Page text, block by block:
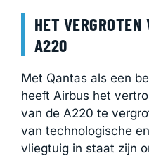
HET
A220
Met Qantas als een
heeft Airbus het
van de A220 te
van technologische
vliegtuig in staat zijn